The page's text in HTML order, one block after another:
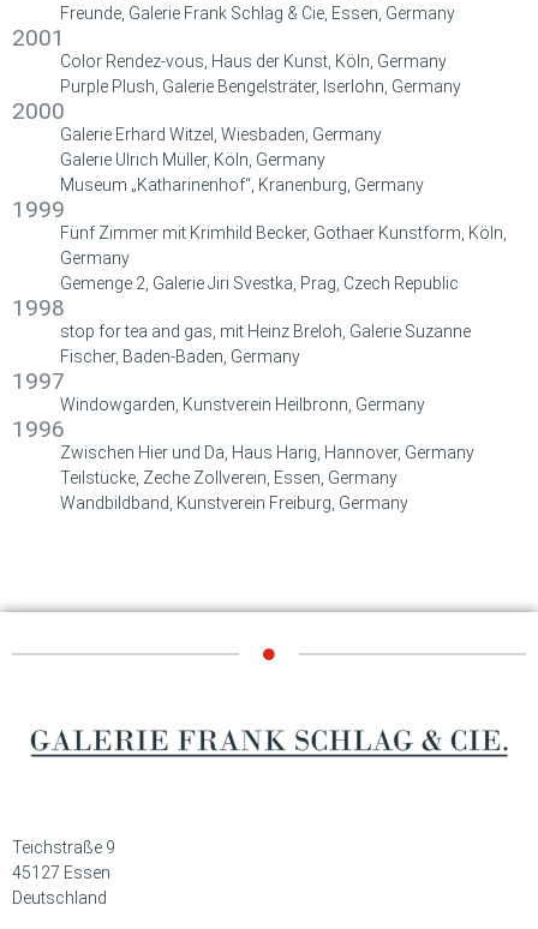
Freunde, Galerie Frank Schlag & Cie, Essen, Germany
2001
Color Rendez-vous, Haus der Kunst, Köln, Germany
Purple Plush, Galerie Bengelsträter, Iserlohn, Germany
2000
Galerie Erhard Witzel, Wiesbaden, Germany
Galerie Ulrich Müller, Köln, Germany
Museum „Katharinenhof“, Kranenburg, Germany
1999
Fünf Zimmer mit Krimhild Becker, Gothaer Kunstform, Köln,
Germany
Gemenge 2, Galerie Jiri Svestka, Prag, Czech Republic
1998
stop for tea and gas, mit Heinz Breloh, Galerie Suzanne
Fischer, Baden-Baden, Germany
1997
Windowgarden, Kunstverein Heilbronn, Germany
1996
Zwischen Hier und Da, Haus Harig, Hannover, Germany
Teilstücke, Zeche Zollverein, Essen, Germany
Wandbildband, Kunstverein Freiburg, Germany
Teichstraße 9
45127 Essen
Deutschland